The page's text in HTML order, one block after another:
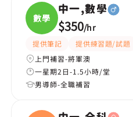
數學
中一,數學
$350/hr
提供筆記 提供練習題/試題
上門補習-將軍澳
一星期2日-1.5小時/堂
男導師-全職補習